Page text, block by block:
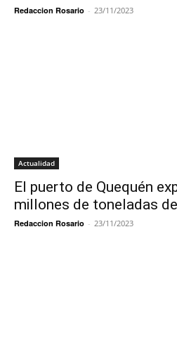
Redaccion Rosario - 23/11/2023
Actualidad
El puerto de Quequén
millones de toneladas
Redaccion Rosario - 23/11/2023